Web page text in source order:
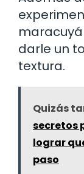
darle un
textura.
Quizás
secretos
lograr
paso